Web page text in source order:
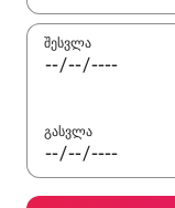
შესვლა
გასვლა